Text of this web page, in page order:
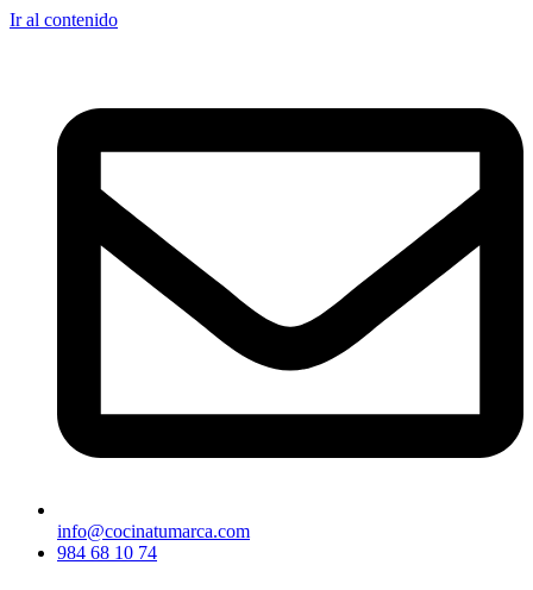
Ir al contenido
info@cocinatumarca.com
984 68 10 74